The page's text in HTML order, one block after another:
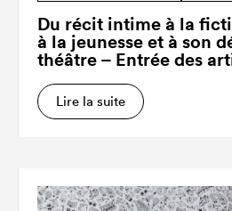
Du récit intime à la
à la jeunesse et à son
théâtre – Entrée des
Lire la suite